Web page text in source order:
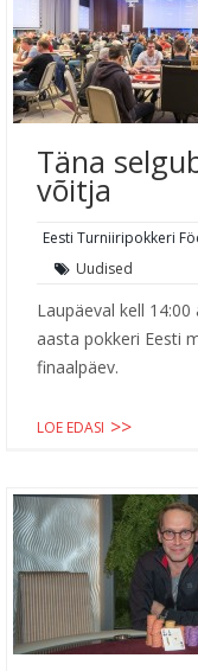
Täna
võitja
Eesti Turniiripokkeri
Uudised
Laupäeval kell
aasta pokkeri Eesti
finaalpäev.
LOE EDASI